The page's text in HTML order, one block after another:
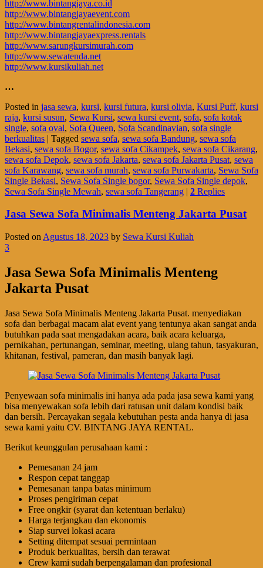
http://www.bintangjaya.co.id
http://www.bintangjayaevent.com
http://www.bintangrentalindonesia.com
http://www.bintangjayaexpress.rentals
http://www.sarungkursimurah.com
http://www.sewatenda.net
http://www.kursikuliah.net
…
Posted in jasa sewa, kursi, kursi futura, kursi olivia, Kursi Puff, kursi
raja, kursi susun, Sewa Kursi, sewa kursi event, sofa, sofa kotak
single, sofa oval, Sofa Queen, Sofa Scandinavian, sofa single
berkualitas | Tagged sewa sofa, sewa sofa Bandung, sewa sofa
Bekasi, sewa sofa Bogor, sewa sofa Cikampek, sewa sofa Cikarang,
sewa sofa Depok, sewa sofa Jakarta, sewa sofa Jakarta Pusat, sewa
sofa Karawang, sewa sofa murah, sewa sofa Purwakarta, Sewa Sofa
Single Bekasi, Sewa Sofa Single bogor, Sewa Sofa Single depok,
Sewa Sofa Single Mewah, sewa sofa Tangerang | 2 Replies
Jasa Sewa Sofa Minimalis Menteng Jakarta Pusat
Posted on Agustus 18, 2023 by Sewa Kursi Kuliah
3
Jasa Sewa Sofa Minimalis Menteng
Jakarta Pusat
Jasa Sewa Sofa Minimalis Menteng Jakarta Pusat. menyediakan
sofa dan berbagai macam alat event yang tentunya akan sangat anda
butuhkan pada saat mengadakan acara, baik acara keluarga,
pernikahan, pertunangan, seminar, meeting, ulang tahun, tasyakuran,
khitanan, festival, pameran, dan masih banyak lagi.
Penyewaan sofa minimalis ini hanya ada pada jasa sewa kami yang
bisa menyewakan sofa lebih dari ratusan unit dalam kondisi baik
dan bersih. Percayakan segala kebutuhan pesta anda hanya di jasa
sewa kami yaitu CV. BINTANG JAYA RENTAL.
Berikut keunggulan perusahaan kami :
Pemesanan 24 jam
Respon cepat tanggap
Pemesanan tanpa batas minimum
Proses pengiriman cepat
Free ongkir (syarat dan ketentuan berlaku)
Harga terjangkau dan ekonomis
Siap survei lokasi acara
Setting ditempat sesuai permintaan
Produk berkualitas, bersih dan terawat
Crew kami sudah berpengalaman dan profesional